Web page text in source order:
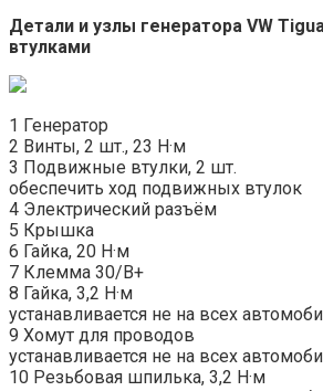
Детали и узлы генератора VW
втулками
1 Генератор
2 Винты, 2 шт., 23 Н·м
3 Подвижные втулки, 2 шт.
обеспечить ход подвижных втулок
4 Электрический разъём
5 Крышка
6 Гайка, 20 Н·м
7 Клемма 30/B+
8 Гайка, 3,2 Н·м
устанавливается не на всех
9 Хомут для проводов
устанавливается не на всех
10 Резьбовая шпилька, 3,2 Н·м